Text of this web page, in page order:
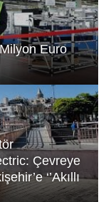
Euro
Çevreye
‘’Akıllı